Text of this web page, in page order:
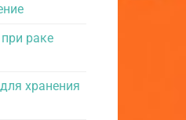
раке
хранения